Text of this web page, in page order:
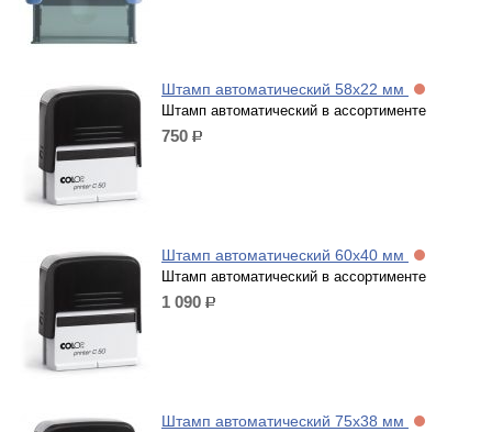
Штамп автоматический 58х22 мм
Штамп автоматический в ассортименте
750 р.
Штамп автоматический 60х40 мм
Штамп автоматический в ассортименте
1 090 р.
Штамп автоматический 75х38 мм